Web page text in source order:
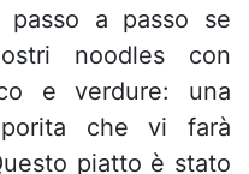
passo a passo se
noodles con
e verdure: una
che vi farà
piatto è stato